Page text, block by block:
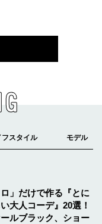
ロ」だけで作る『とに
大人コーデ』20選！
ルブラック、ショー